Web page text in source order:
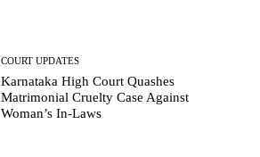
COURT UPDATES
Karnataka High Court Quashes
Matrimonial Cruelty Case Against
Woman’s In-Laws